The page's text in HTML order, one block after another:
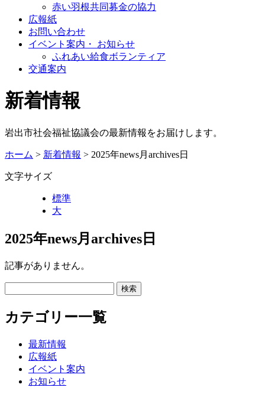
赤い羽根共同募金の協力
広報紙
お問い合わせ
イベント案内・ お知らせ
ふれあい給食ボランティア
交通案内
新着情報
岩出市社会福祉協議会の最新情報をお届けします。
ホーム > 新着情報 > 2025年news月archives日
文字サイズ
標準
大
2025年news月archives日
記事がありません。
カテゴリー一覧
最新情報
広報紙
イベント案内
お知らせ